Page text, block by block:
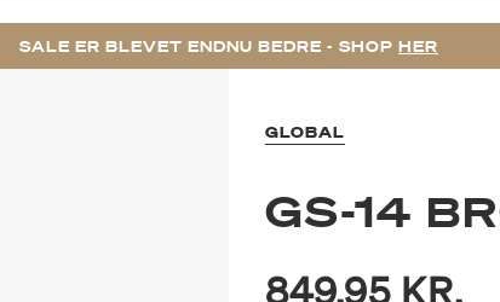
SALE ER BLEVET ENDNU BEDRE - SHOP HER
GLOBAL
GS-14
849,95 KR.